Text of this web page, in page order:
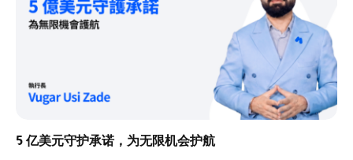
5 亿美元守护承诺，为无限机会护航